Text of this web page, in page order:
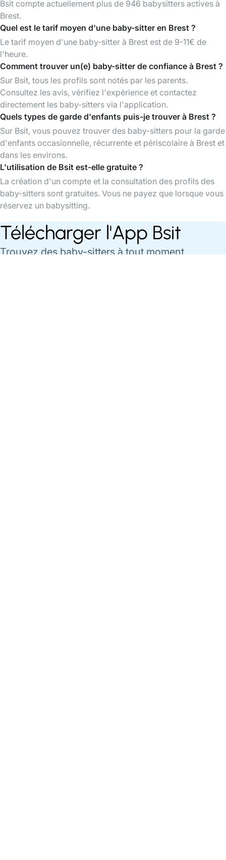
Bsit compte actuellement plus de 946 babysitters actives à
Brest.
Quel est le tarif moyen d'une baby-sitter en Brest ?
Le tarif moyen d'une baby-sitter à Brest est de 9-11€ de
l'heure.
Comment trouver un(e) baby-sitter de confiance à Brest ?
Sur Bsit, tous les profils sont notés par les parents.
Consultez les avis, vérifiez l'expérience et contactez
directement les baby-sitters via l'application.
Quels types de garde d'enfants puis-je trouver à Brest ?
Sur Bsit, vous pouvez trouver des baby-sitters pour la garde
d'enfants occasionnelle, récurrente et périscolaire à Brest et
dans les environs.
L'utilisation de Bsit est-elle gratuite ?
La création d'un compte et la consultation des profils des
baby-sitters sont gratuites. Vous ne payez que lorsque vous
réservez un babysitting.
Télécharger l'App Bsit
Trouvez des baby-sitters à tout moment,